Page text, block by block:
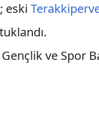
eski
Gençlik ve Spor